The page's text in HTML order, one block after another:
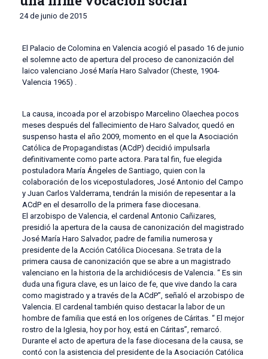
24 de junio de 2015
El Palacio de Colomina en Valencia acogió el pasado 16 de junio
el solemne acto de apertura del proceso de canonización del
laico valenciano José María Haro Salvador (Cheste, 1904-
Valencia 1965) .
La causa, incoada por el arzobispo Marcelino Olaechea pocos
meses después del fallecimiento de Haro Salvador, quedó en
suspenso hasta el año 2009, momento en el que la Asociación
Católica de Propagandistas (ACdP) decidió impulsarla
definitivamente como parte actora. Para tal fin, fue elegida
postuladora María Ángeles de Santiago, quien con la
colaboración de los vicepostuladores, José Antonio del Campo
y Juan Carlos Valderrama, tendrán la misión de repesentar a la
ACdP en el desarrollo de la primera fase diocesana.
El arzobispo de Valencia, el cardenal Antonio Cañizares,
presidió la apertura de la causa de canonización del magistrado
José María Haro Salvador, padre de familia numerosa y
presidente de la Acción Católica Diocesana. Se trata de la
primera causa de canonización que se abre a un magistrado
valenciano en la historia de la archidiócesis de Valencia. “ Es sin
duda una figura clave, es un laico de fe, que vive dando la cara
como magistrado y a través de la ACdP”, señaló el arzobispo de
Valencia. El cardenal también quiso destacar la labor de un
hombre de familia que está en los orígenes de Cáritas. “ El mejor
rostro de la Iglesia, hoy por hoy, está en Cáritas”, remarcó.
Durante el acto de apertura de la fase diocesana de la causa, se
contó con la asistencia del presidente de la Asociación Católica